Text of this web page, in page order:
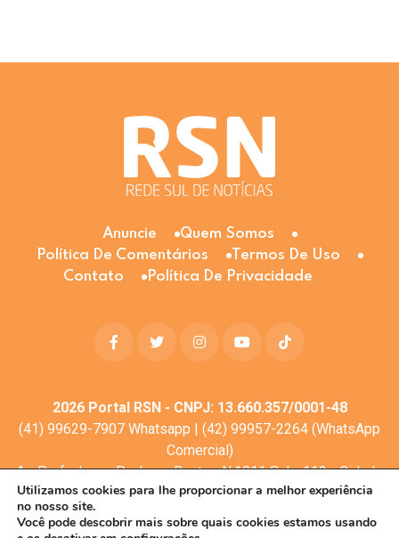
Anuncie
Quem Somos
Política De Comentários
Termos De Uso
Contato
Política De Privacidade
2026Portal RSN - CNPJ: 13.660.357/0001-48
(41) 99629-7907 Whatsapp | (42) 99957-2264 (WhatsApp
Comercial)
Av. Profa. Laura Pacheco Bastos N:1011 Sala: 112 - Cidade
dos Lagos, Guarapuava - PR, 85053-525
© Todos os direitos reservados
Utilizamos cookies para lhe proporcionar a melhor experiência
no nosso site.
Você pode descobrir mais sobre quais cookies estamos usando